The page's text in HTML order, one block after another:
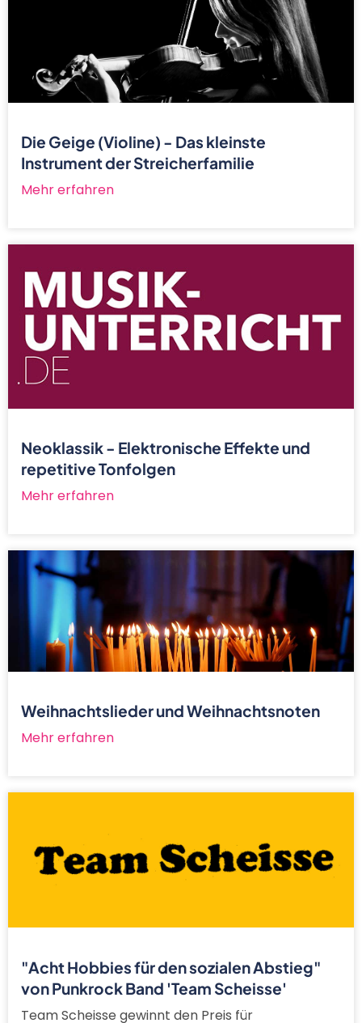
Die Geige (Violine) - Das kleinste
Instrument der Streicherfamilie
Mehr erfahren
Neoklassik - Elektronische Effekte und
repetitive Tonfolgen
Mehr erfahren
Weihnachtslieder und Weihnachtsnoten
Mehr erfahren
"Acht Hobbies für den sozialen Abstieg"
von Punkrock Band 'Team Scheisse'
Team Scheisse gewinnt den Preis für